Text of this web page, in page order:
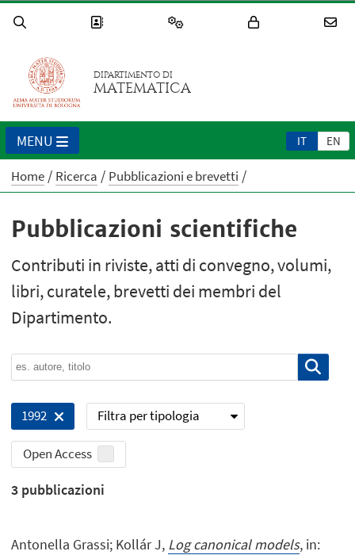
DIPARTIMENTO DI
MATEMATICA
IT EN
MENU
Home Ricerca Pubblicazioni e brevetti
Pubblicazioni scientifiche
Contributi in riviste, atti di convegno, volumi,
libri, curatele, brevetti dei membri del
Dipartimento.
1992 Filtra per tipologia
Open Access
3 pubblicazioni
Antonella Grassi; Kollár J, Log canonical models, in: